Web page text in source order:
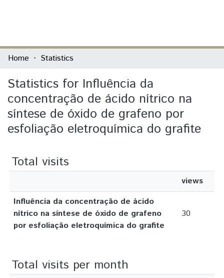
Communities & Collections
All of DSpace
Home Statistics
Statistics for Influência da
concentração de ácido nítrico na
síntese de óxido de grafeno por
esfoliação eletroquímica do grafite
Total visits
views
Influência da concentração de ácido
nítrico na síntese de óxido de grafeno
por esfoliação eletroquímica do grafite
30
Total visits per month